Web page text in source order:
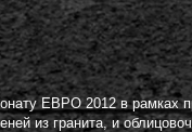
ЕВРО 2012 в рамках
из гранита, и